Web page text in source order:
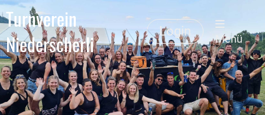
Turnverein
Niederscherli
Login
Menü